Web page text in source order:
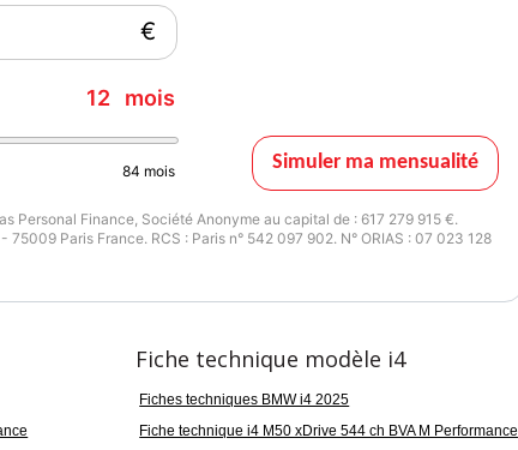
jusqu à 48 mois.
pour cet achat ou vous proposer un financement avec nos
Puissance réelle Vignette Crit'Air
0
€
12 mois
84 mois Simuler ma mensualité
Personal Finance, Société Anonyme au capital de : 617 279 915 €.
75009 Paris France. RCS : Paris n° 542 097 902. N° ORIAS : 07 023 128
Fiche technique modèle i4
Fiches techniques BMW i4 2025
Fiche technique i4 M50 xDrive 544 ch BVA M Performance